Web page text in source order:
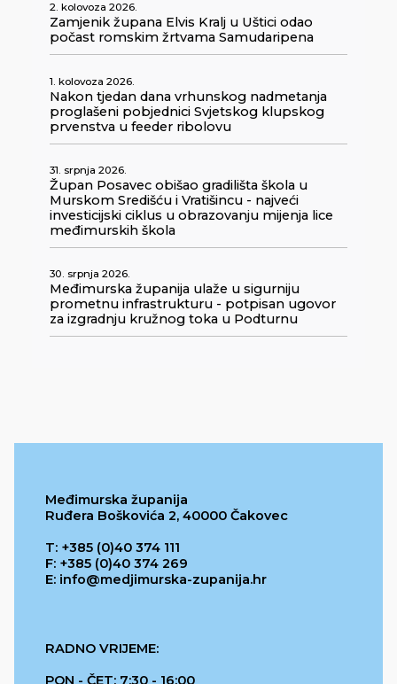
2. kolovoza 2026.
Zamjenik župana Elvis Kralj u Uštici odao
počast romskim žrtvama Samudaripena
1. kolovoza 2026.
Nakon tjedan dana vrhunskog nadmetanja
proglašeni pobjednici Svjetskog klupskog
prvenstva u feeder ribolovu
31. srpnja 2026.
Župan Posavec obišao gradilišta škola u
Murskom Središću i Vratišincu - najveći
investicijski ciklus u obrazovanju mijenja lice
međimurskih škola
30. srpnja 2026.
Međimurska županija ulaže u sigurniju
prometnu infrastrukturu - potpisan ugovor
za izgradnju kružnog toka u Podturnu
Međimurska županija
Ruđera Boškovića 2, 40000 Čakovec
T: +385 (0)40 374 111
F: +385 (0)40 374 269
E: info@medjimurska-zupanija.hr
RADNO VRIJEME:
PON - ČET: 7:30 - 16:00